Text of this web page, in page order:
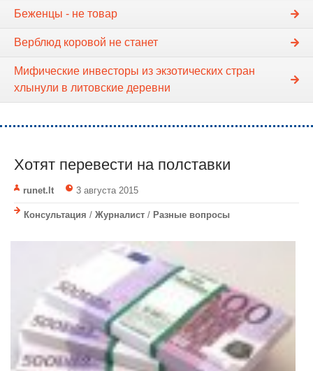
Беженцы - не товар
Верблюд коровой не станет
Мифические инвесторы из экзотических стран
хлынули в литовские деревни
Хотят перевести на полставки
runet.lt 3 августа 2015
Консультация / Журналист / Разные вопросы